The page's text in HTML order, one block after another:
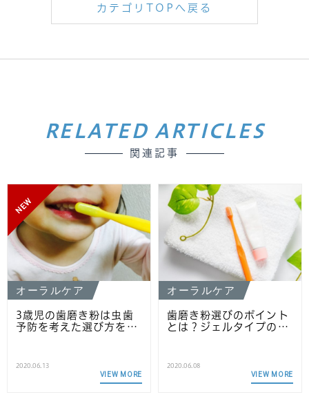
カテゴリTOPへ戻る
RELATED ARTICLES
関連記事
NEW
オーラルケア
3歳児の歯磨き粉は虫歯
予防を考えた選び方を…
2020.06.13
VIEW MORE
オーラルケア
歯磨き粉選びのポイント
とは？ジェルタイプの…
2020.06.08
VIEW MORE